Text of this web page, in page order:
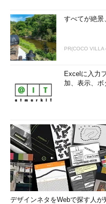
すべてが絶景
PR(COCO VILLA
Excelに入力
加、表示、
デザインネタをWebで探す人が